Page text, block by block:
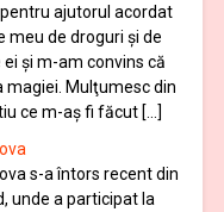
ajutorul acordat
meu de droguri și de
şi m-am convins că
Mulţumesc din
ce m-aș fi făcut […]
s-a întors recent din
unde a participat la